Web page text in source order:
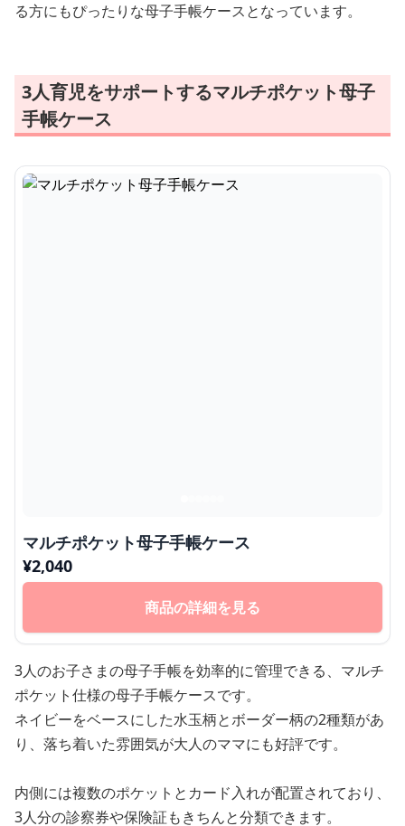
る方にもぴったりな母子手帳ケースとなっています。
3人育児をサポートするマルチポケット母子
手帳ケース
マルチポケット母子手帳ケース
¥2,040
商品の詳細を見る
3人のお子さまの母子手帳を効率的に管理できる、マルチ
ポケット仕様の母子手帳ケースです。
ネイビーをベースにした水玉柄とボーダー柄の2種類があ
り、落ち着いた雰囲気が大人のママにも好評です。
内側には複数のポケットとカード入れが配置されており、
3人分の診察券や保険証もきちんと分類できます。